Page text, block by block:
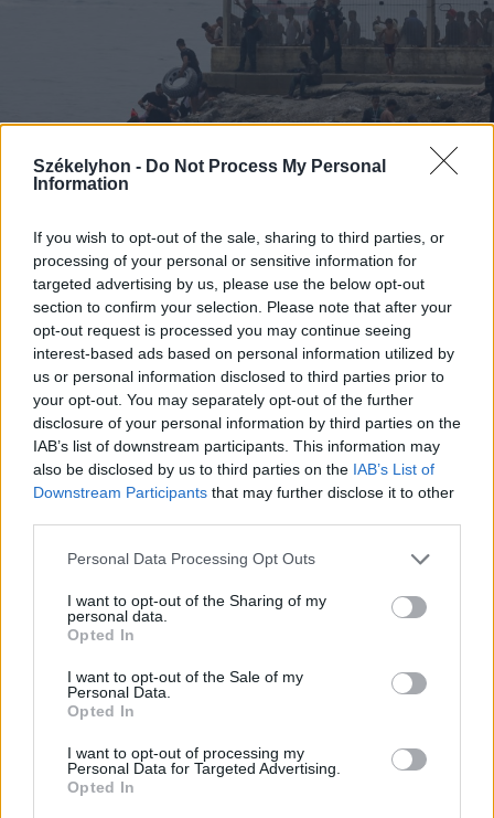
Székelyhon - Do Not Process My Personal
Information
If you wish to opt-out of the sale, sharing to third parties, or
processing of your personal or sensitive information for
targeted advertising by us, please use the below opt-out
section to confirm your selection. Please note that after your
opt-out request is processed you may continue seeing
interest-based ads based on personal information utilized by
us or personal information disclosed to third parties prior to
your opt-out. You may separately opt-out of the further
disclosure of your personal information by third parties on the
IAB’s list of downstream participants. This information may
also be disclosed by us to third parties on the IAB’s List of
Downstream Participants that may further disclose it to other
Personal Data Processing Opt Outs
I want to opt-out of the Sharing of my
personal data.
Opted In
I want to opt-out of the Sale of my
Personal Data.
Opted In
I want to opt-out of processing my
Personal Data for Targeted Advertising.
Opted In
2026. július 31., péntek
Migrációs válság Ceutában: több
tízezer határsértő jutott be a
spanyol városba Marokkó felől